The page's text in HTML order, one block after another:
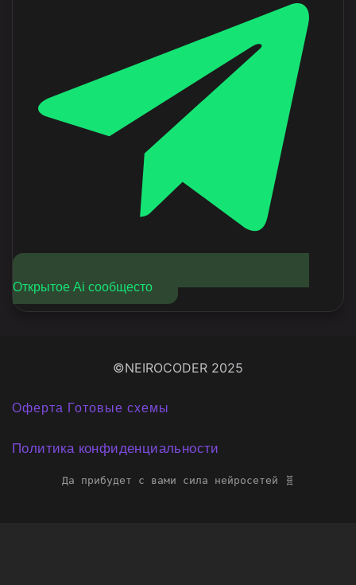
Открытое Ai сообщесто
©NEIROCODER 2025
Оферта Готовые схемы
Политика конфиденциальности
Да прибудет с вами сила нейросетей 🧬